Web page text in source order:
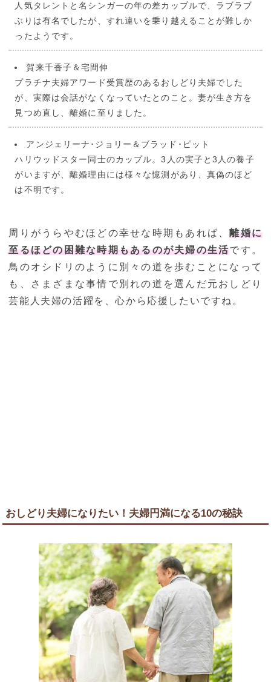
人気タレントと名シンガーの年の差カップルで、ラブラブ
ぶりは有名でしたが、すれ違いを乗り越えることが難しか
ったようです。
賀来千香子＆宅間伸
プラチナ夫婦アワード受賞歴のあるおしどり夫婦でした
が、実際は会話がなくなっていたとのこと。妻が生き方を
見つめ直し、離婚に至りました。
アンジェリーナ･ジョリー＆ブラッド･ピット
ハリウッドスター同士のカップル。3人の実子と3人の養子
がいますが、離婚理由には様々な憶測があり、真偽のほど
は不明です。
周りがうらやむほどの幸せな時期もあれば、離婚に
至るほどの困難な時期もあるのが夫婦の生活です。
鳥のオシドリのように別々の道を歩むことになって
も、さまざまな事情で別れの道を選んだ元おしどり
芸能人夫婦の活躍を、心から応援したいですね。
おしどり夫婦になりたい！夫婦円満になる10の秘訣